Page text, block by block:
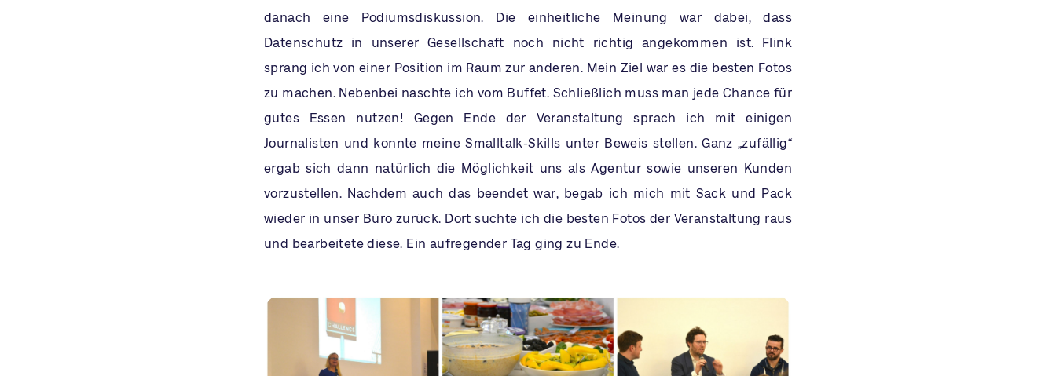
danach eine Podiumsdiskussion. Die einheitliche Meinung war dabei, dass
Datenschutz in unserer Gesellschaft noch nicht richtig angekommen ist. Flink
sprang ich von einer Position im Raum zur anderen. Mein Ziel war es die besten Fotos
zu machen. Nebenbei naschte ich vom Buffet. Schließlich muss man jede Chance für
gutes Essen nutzen! Gegen Ende der Veranstaltung sprach ich mit einigen
Journalisten und konnte meine Smalltalk-Skills unter Beweis stellen. Ganz „zufällig“
ergab sich dann natürlich die Möglichkeit uns als Agentur sowie unseren Kunden
vorzustellen. Nachdem auch das beendet war, begab ich mich mit Sack und Pack
wieder in unser Büro zurück. Dort suchte ich die besten Fotos der Veranstaltung raus
und bearbeitete diese. Ein aufregender Tag ging zu Ende.